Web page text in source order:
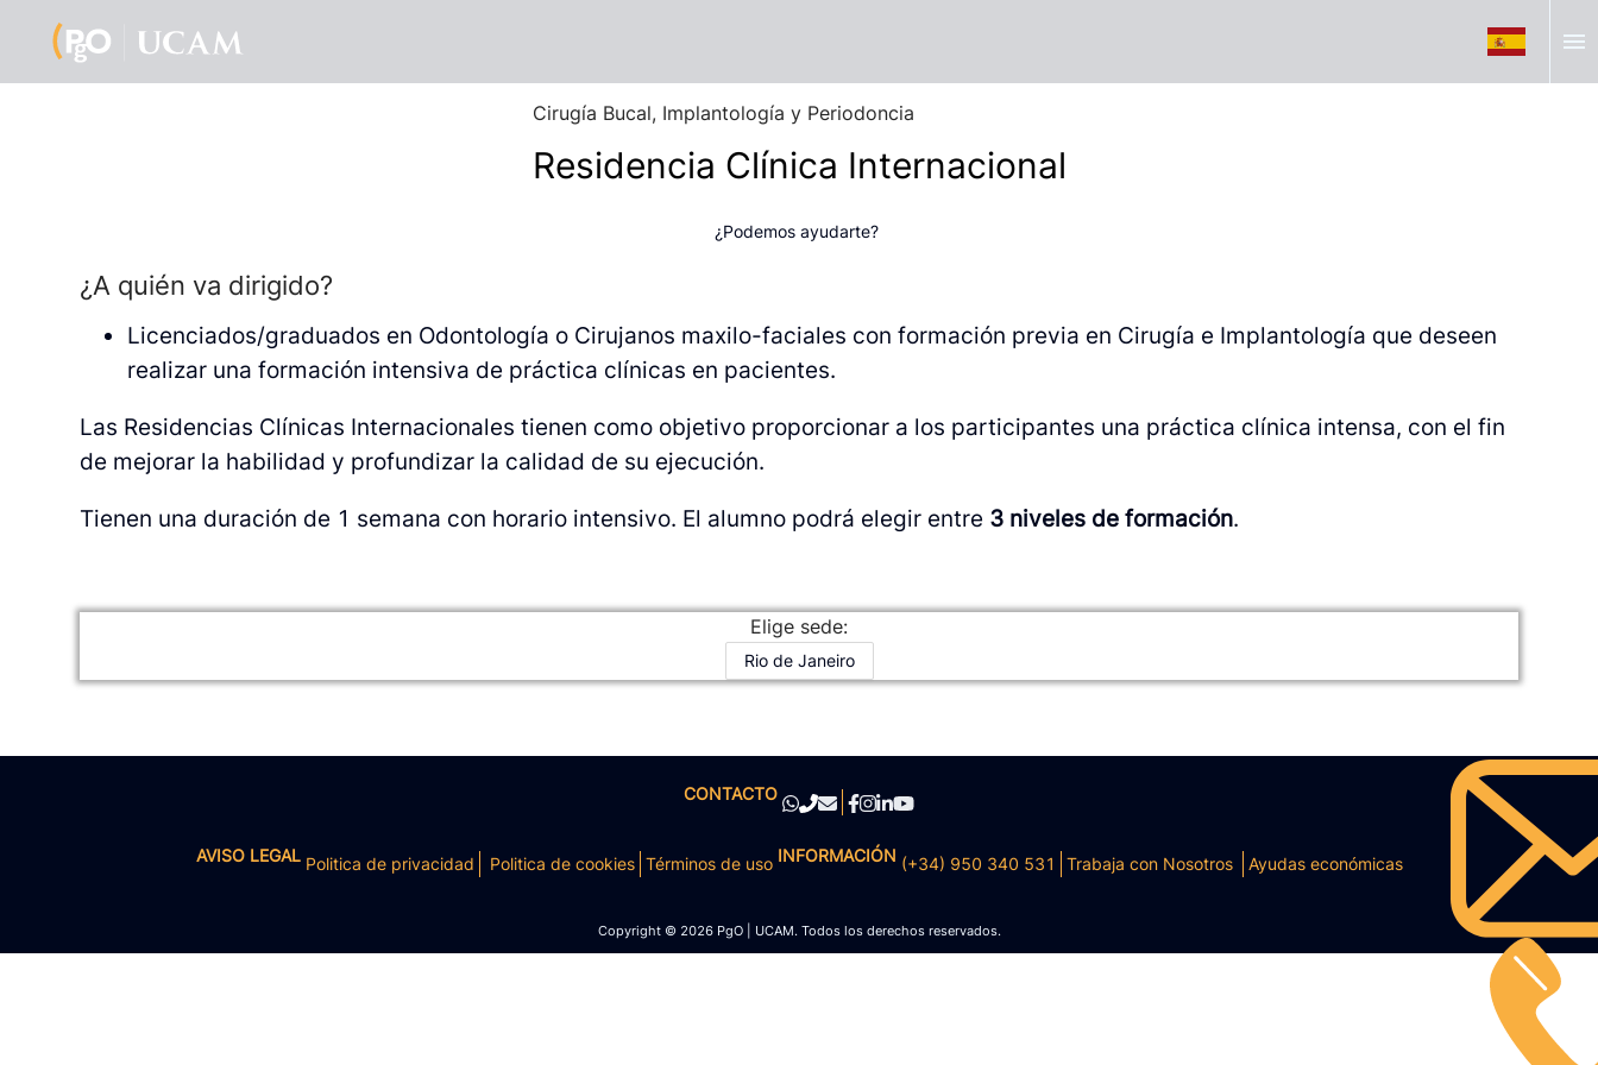
menu
Cirugía Bucal, Implantología y Periodoncia
Residencia Clínica Internacional
¿Podemos ayudarte?
¿A quién va dirigido?
Licenciados/graduados en Odontología o Cirujanos maxilo-faciales con formación previa en Cirugía e Implantología que deseen
realizar una formación intensiva de práctica clínicas en pacientes.
Las Residencias Clínicas Internacionales tienen como objetivo proporcionar a los participantes una práctica clínica intensa, con el fin
de mejorar la habilidad y profundizar la calidad de su ejecución.
Tienen una duración de 1 semana con horario intensivo. El alumno podrá elegir entre 3 niveles de formación.
Elige sede:
Rio de Janeiro
CONTACTO
AVISO LEGALPolitica de privacidad Politica de cookies Términos de uso INFORMACIÓN (+34) 950 340 531 Trabaja con Nosotros Ayudas económicas
Copyright © 2026 PgO | UCAM. Todos los derechos reservados.